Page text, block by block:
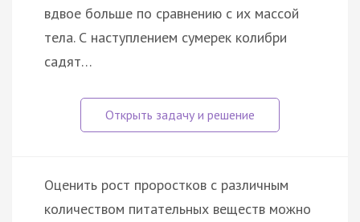
вдвое больше по сравнению с их массой
тела. С наступлением сумерек колибри
садят…
Оценить рост проростков с различным
количеством питательных веществ можно